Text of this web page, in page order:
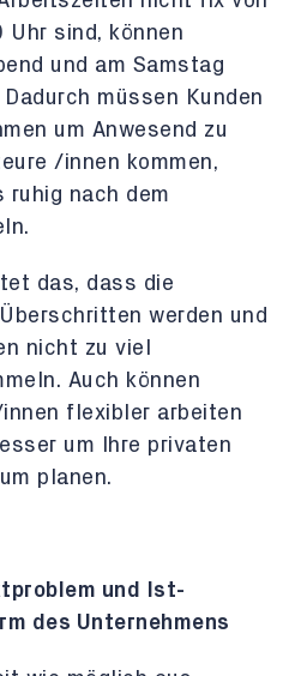
sind, können
und am Samstag
müssen Kunden
um Anwesend zu
/innen kommen,
ruhig nach dem
das, dass die
werden und
nicht zu viel
Auch können
flexibler arbeiten
um Ihre privaten
planen.
und Ist-
des Unternehmens